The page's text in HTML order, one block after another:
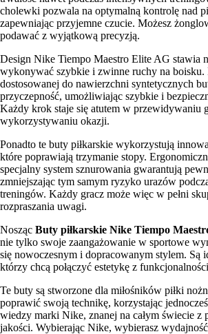
cholewki pozwala na optymalną kontrolę nad
zapewniając przyjemne czucie. Możesz
podawać z wyjątkową precyzją.
Design Nike Tiempo Maestro Elite AG stawia
wykonywać szybkie i zwinne ruchy na boisku.
dostosowanej do nawierzchni syntetycznych
przyczepność, umożliwiając szybkie i
Każdy krok staje się atutem w przewidywaniu
wykorzystywaniu okazji.
Ponadto te buty piłkarskie wykorzystują
które poprawiają trzymanie stopy.
specjalny system sznurowania gwarantują
zmniejszając tym samym ryzyko urazów
treningów. Każdy gracz może więc w pełni
rozpraszania uwagi.
Nosząc Buty piłkarskie Nike Tiempo
nie tylko swoje zaangażowanie w sportowe
się nowoczesnym i dopracowanym stylem. Są
którzy chcą połączyć estetykę z
Te buty są stworzone dla miłośników piłki
poprawić swoją technikę, korzystając
wiedzy marki Nike, znanej na całym świecie
jakości. Wybierając Nike, wybierasz